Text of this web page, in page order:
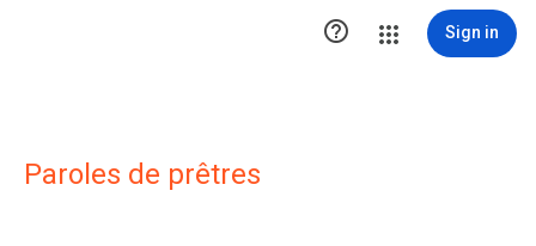
 Sign in
Paroles de prêtres